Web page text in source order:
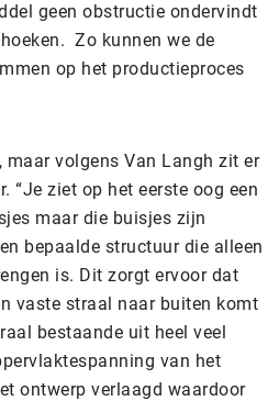
geen obstructie ondervindt
Zo kunnen we de
op het productieproces
volgens Van Langh zit er
“Je ziet op het eerste oog een
maar die buisjes zijn
bepaalde structuur die alleen
is. Dit zorgt ervoor dat
vaste straal naar buiten komt
bestaande uit heel veel
van het
ontwerp verlaagd waardoor